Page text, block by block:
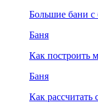
Большие бани с
Баня
Как построить
Баня
Как рассчитать